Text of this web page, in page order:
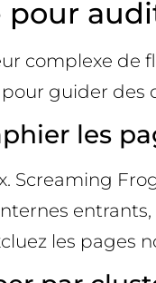
complexe de
guider des
les
Screaming
les pages